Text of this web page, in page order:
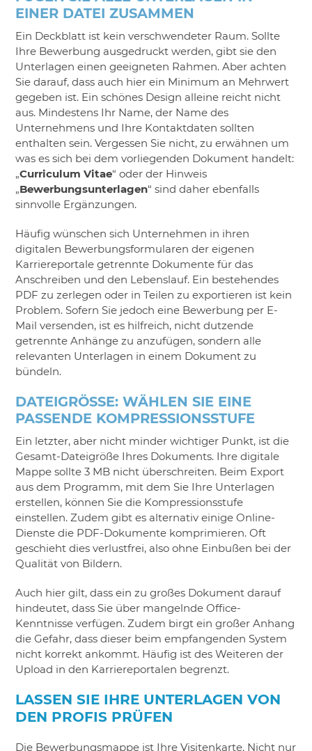
EINER DATEI ZUSAMMEN
Ein Deckblatt ist kein verschwendeter Raum. Sollte
Ihre Bewerbung ausgedruckt werden, gibt sie den
Unterlagen einen geeigneten Rahmen. Aber achten
Sie darauf, dass auch hier ein Minimum an Mehrwert
gegeben ist. Ein schönes Design alleine reicht nicht
aus. Mindestens Ihr Name, der Name des
Unternehmens und Ihre Kontaktdaten sollten
enthalten sein. Vergessen Sie nicht, zu erwähnen um
was es sich bei dem vorliegenden Dokument handelt:
„Curriculum Vitae“ oder der Hinweis
„Bewerbungsunterlagen“ sind daher ebenfalls
sinnvolle Ergänzungen.
Häufig wünschen sich Unternehmen in ihren
digitalen Bewerbungsformularen der eigenen
Karriereportale getrennte Dokumente für das
Anschreiben und den Lebenslauf. Ein bestehendes
PDF zu zerlegen oder in Teilen zu exportieren ist kein
Problem. Sofern Sie jedoch eine Bewerbung per E-
Mail versenden, ist es hilfreich, nicht dutzende
getrennte Anhänge zu anzufügen, sondern alle
relevanten Unterlagen in einem Dokument zu
bündeln.
DATEIGRÖSSE: WÄHLEN SIE EINE P
ASSENDE KOMPRESSIONSSTUFE
Ein letzter, aber nicht minder wichtiger Punkt, ist die
Gesamt-Dateigröße Ihres Dokuments. Ihre digitale
Mappe sollte 3 MB nicht überschreiten. Beim Export
aus dem Programm, mit dem Sie Ihre Unterlagen
erstellen, können Sie die Kompressionsstufe
einstellen. Zudem gibt es alternativ einige Online-
Dienste die PDF-Dokumente komprimieren. Oft
geschieht dies verlustfrei, also ohne Einbußen bei der
Qualität von Bildern.
Auch hier gilt, dass ein zu großes Dokument darauf
hindeutet, dass Sie über mangelnde Office-
Kenntnisse verfügen. Zudem birgt ein großer Anhang
die Gefahr, dass dieser beim empfangenden System
nicht korrekt ankommt. Häufig ist des Weiteren der
Upload in den Karriereportalen begrenzt.
LASSEN SIE IHRE UNTERLAGEN VON
DEN PROFIS PRÜFEN
Die Bewerbungsmappe ist Ihre Visitenkarte. Nicht nur